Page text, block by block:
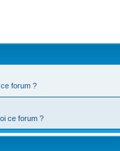
forum ?
ce forum ?